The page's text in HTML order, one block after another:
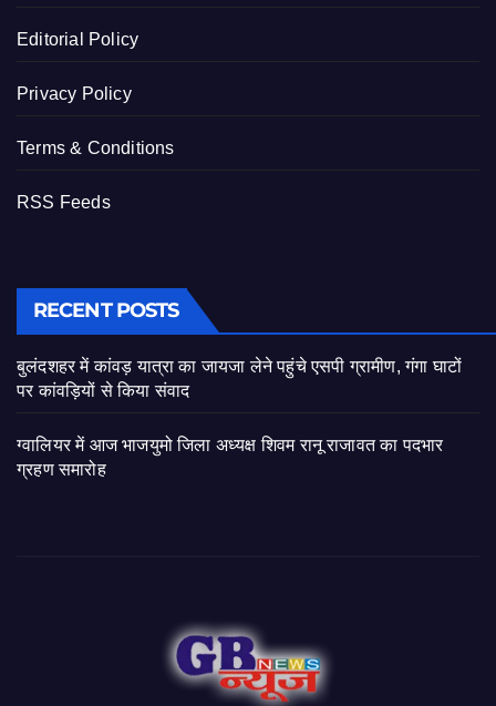
Editorial Policy
Privacy Policy
Terms & Conditions
RSS Feeds
RECENT POSTS
बुलंदशहर में कांवड़ यात्रा का जायजा लेने पहुंचे एसपी ग्रामीण, गंगा घाटों
पर कांवड़ियों से किया संवाद
ग्वालियर में आज भाजयुमो जिला अध्यक्ष शिवम रानू राजावत का पदभार
ग्रहण समारोह